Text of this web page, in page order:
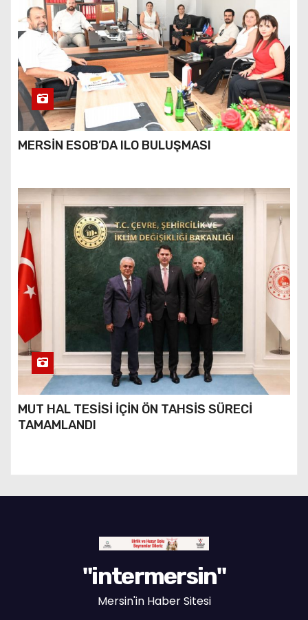
MERSİN ESOB’DA ILO BULUŞMASI
MUT HAL TESİSİ İÇİN ÖN TAHSİS SÜRECİ
TAMAMLANDI
"intermersin"
Mersin'in Haber Sitesi